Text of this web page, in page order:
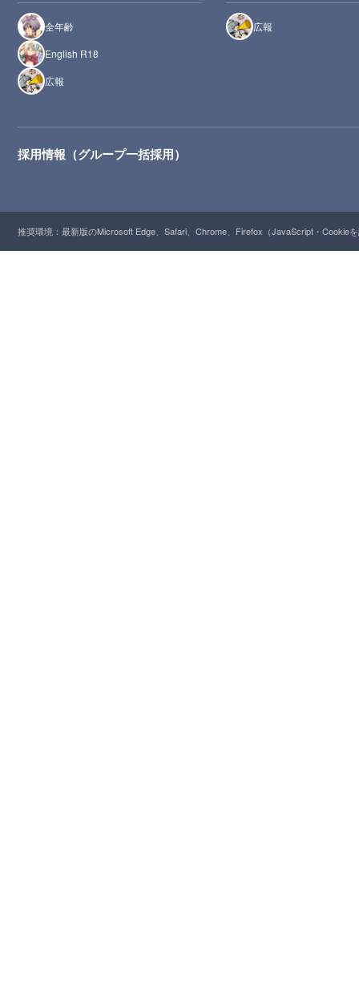
全年齢
English R18
広報
広報
採用情報（グループ一括採用）
推奨環境：最新版のMicrosoft Edge、Safari、Chrome、Firefox（JavaScript・Cookie